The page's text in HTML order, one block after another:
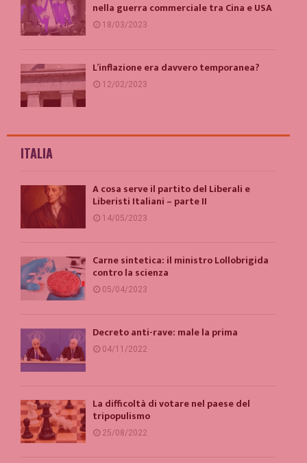
nella guerra commerciale tra Cina e USA
18/03/2023
L’inflazione era davvero temporanea?
12/02/2023
ITALIA
A cosa serve il partito del Liberali e
Liberisti Italiani – parte II
14/05/2023
Carne sintetica: il ministro Lollobrigida
contro la scienza
05/04/2023
Decreto anti-rave: male la prima
04/11/2022
La difficoltà di votare nel paese del
tripopulismo
25/08/2022